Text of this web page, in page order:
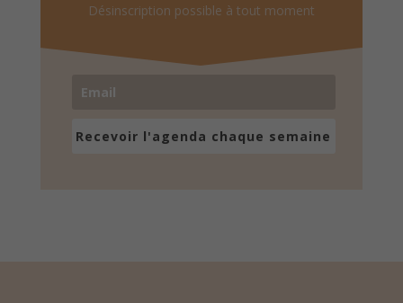
Désinscription possible à tout moment
Recevoir l'agenda chaque semaine